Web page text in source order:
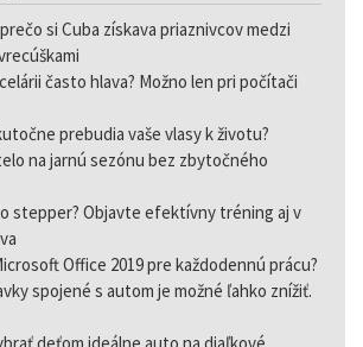
si Cuba získava priaznivcov medzi
často hlava? Možno len pri počítači
prebudia vaše vlasy k životu?
na jarnú sezónu bez zbytočného
stepper? Objavte efektívny tréning aj v
Office 2019 pre každodennú prácu?
spojené s autom je možné ľahko znížiť.
deťom ideálne auto na diaľkové